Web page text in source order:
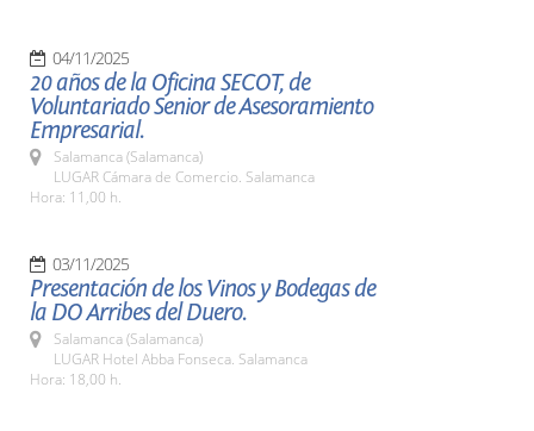
04/11/2025
20 años de la Oficina SECOT, de
Voluntariado Senior de Asesoramiento
Empresarial.
Salamanca (Salamanca)
LUGAR Cámara de Comercio. Salamanca
Hora: 11,00 h.
03/11/2025
Presentación de los Vinos y Bodegas de
la DO Arribes del Duero.
Salamanca (Salamanca)
LUGAR Hotel Abba Fonseca. Salamanca
Hora: 18,00 h.